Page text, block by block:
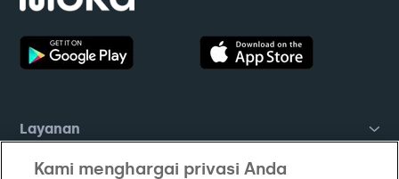
Layanan
Kami menghargai privasi Anda